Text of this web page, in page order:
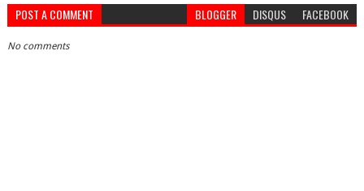
POST A COMMENT BLOGGER DISQUS FACEBOOK
No comments